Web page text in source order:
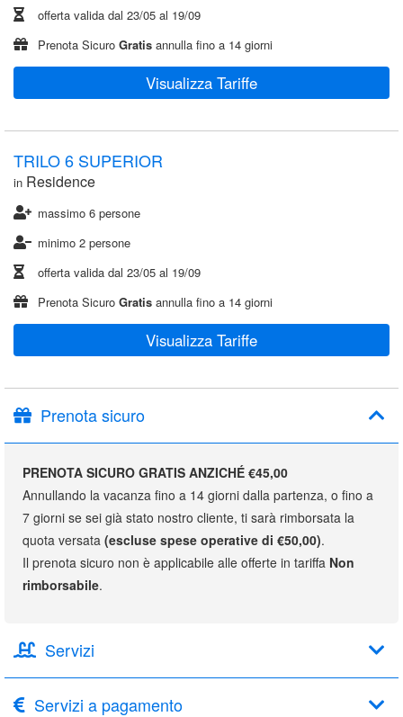
offerta valida dal 23/05 al 19/09
Prenota Sicuro Gratis annulla fino a 14 giorni
Visualizza Tariffe
TRILO 6 SUPERIOR
in Residence
massimo 6 persone
minimo 2 persone
offerta valida dal 23/05 al 19/09
Prenota Sicuro Gratis annulla fino a 14 giorni
Visualizza Tariffe
Prenota sicuro
PRENOTA SICURO GRATIS ANZICHÉ €45,00
Annullando la vacanza fino a 14 giorni dalla partenza, o fino a
7 giorni se sei già stato nostro cliente, ti sarà rimborsata la
quota versata (escluse spese operative di €50,00).
Il prenota sicuro non è applicabile alle offerte in tariffa Non
rimborsabile.
Servizi
Servizi a pagamento